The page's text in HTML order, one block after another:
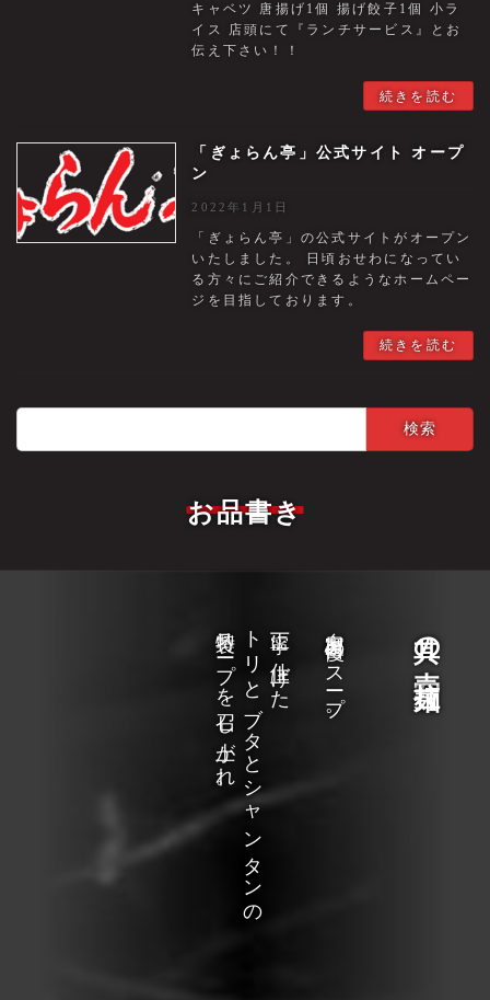
キャベツ 唐揚げ1個 揚げ餃子1個 小ラ
イス 店頭にて『ランチサービス』とお
伝え下さい！！
続きを読む
「ぎょらん亭」公式サイト オープ
ン
2022年1月1日
「ぎょらん亭」の公式サイトがオープン
いたしました。 日頃おせわになってい
る方々にご紹介できるようなホームペー
ジを目指しております。
続きを読む
検
お品書き
其の壱 拉麺
自家製自慢のスープ。
丁寧に仕上げた
トリとブタとシャンタンの
特製スープを召し上がれ。